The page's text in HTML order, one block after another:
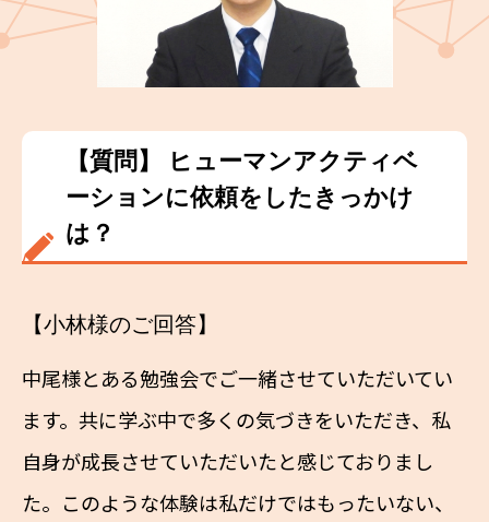
【質問】 ヒューマンアクティベ
ーションに依頼をしたきっかけ
は？
【小林様のご回答】
中尾様とある勉強会でご一緒させていただいてい
ます。共に学ぶ中で多くの気づきをいただき、私
自身が成長させていただいたと感じておりまし
た。このような体験は私だけではもったいない、